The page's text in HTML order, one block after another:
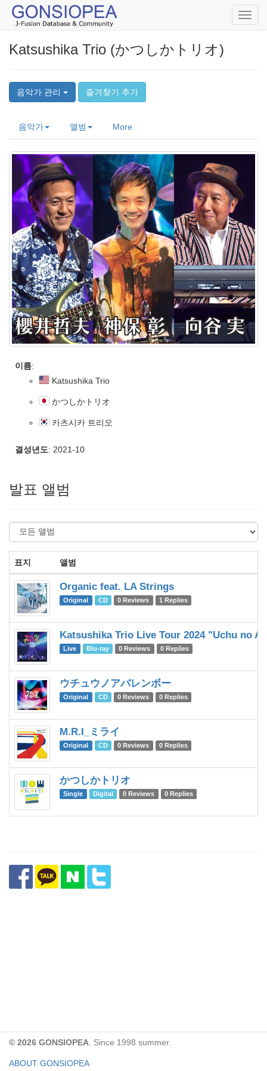
Katsushika Trio (かつしかトリオ)
음악가 관리 즐겨찾기 추가
음악가 앨범 More
이름:
Katsushika Trio
かつしかトリオ
카츠시카 트리오
결성년도: 2021-10
발표 앨범
표지 앨범
Organic feat. LA Strings
Original CD 0 Reviews 1 Replies
Katsushika Trio Live Tour 2024 "Uchu no
Live Blu-ray 0 Reviews 0 Replies
ウチュウノアバレンボー
Original CD 0 Reviews 0 Replies
M.R.I_ミライ
Original CD 0 Reviews 0 Replies
かつしかトリオ
Single Digital 0 Reviews 0 Replies
© 2026 GONSIOPEA . Since 1998 summer.
ABOUT GONSIOPEA